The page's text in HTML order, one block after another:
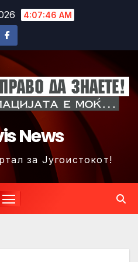
4:07:49 AM
News
за Југоистокот!